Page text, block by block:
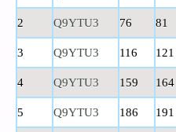
2 Q9YTU3 76 81
3 Q9YTU3 116 121
4 Q9YTU3 159 164
5 Q9YTU3 186 191